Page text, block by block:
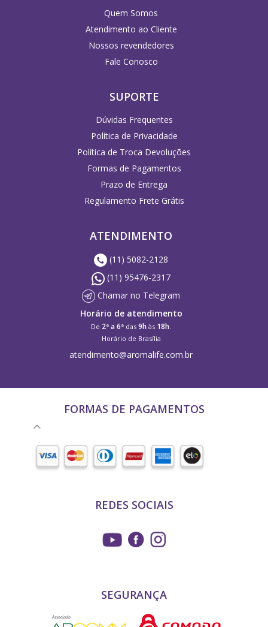
Quem Somos
Atendimento ao Cliente
Nossos revendedores
Fale Conosco
SUPORTE
Dúvidas Frequentes
Política de Privacidade
Política de Troca Devoluções
Formas de Pagamentos
Prazo de Entrega
Regulamento Frete Grátis
ATENDIMENTO
(11) 5082-2128
(11) 95476-2317
Chamar no Telegram
Horário de atendimento
De 2ª a 6ª das 9h às 18h.
Horário de Brasília
atendimento@aromalife.com.br
FORMAS DE PAGAMENTOS
REDES SOCIAIS
SEGURANÇA